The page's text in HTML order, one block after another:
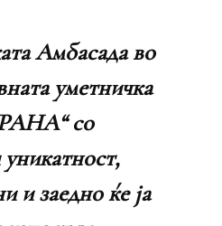
Амбасада во
уметничка
со
и заедно ќе ја